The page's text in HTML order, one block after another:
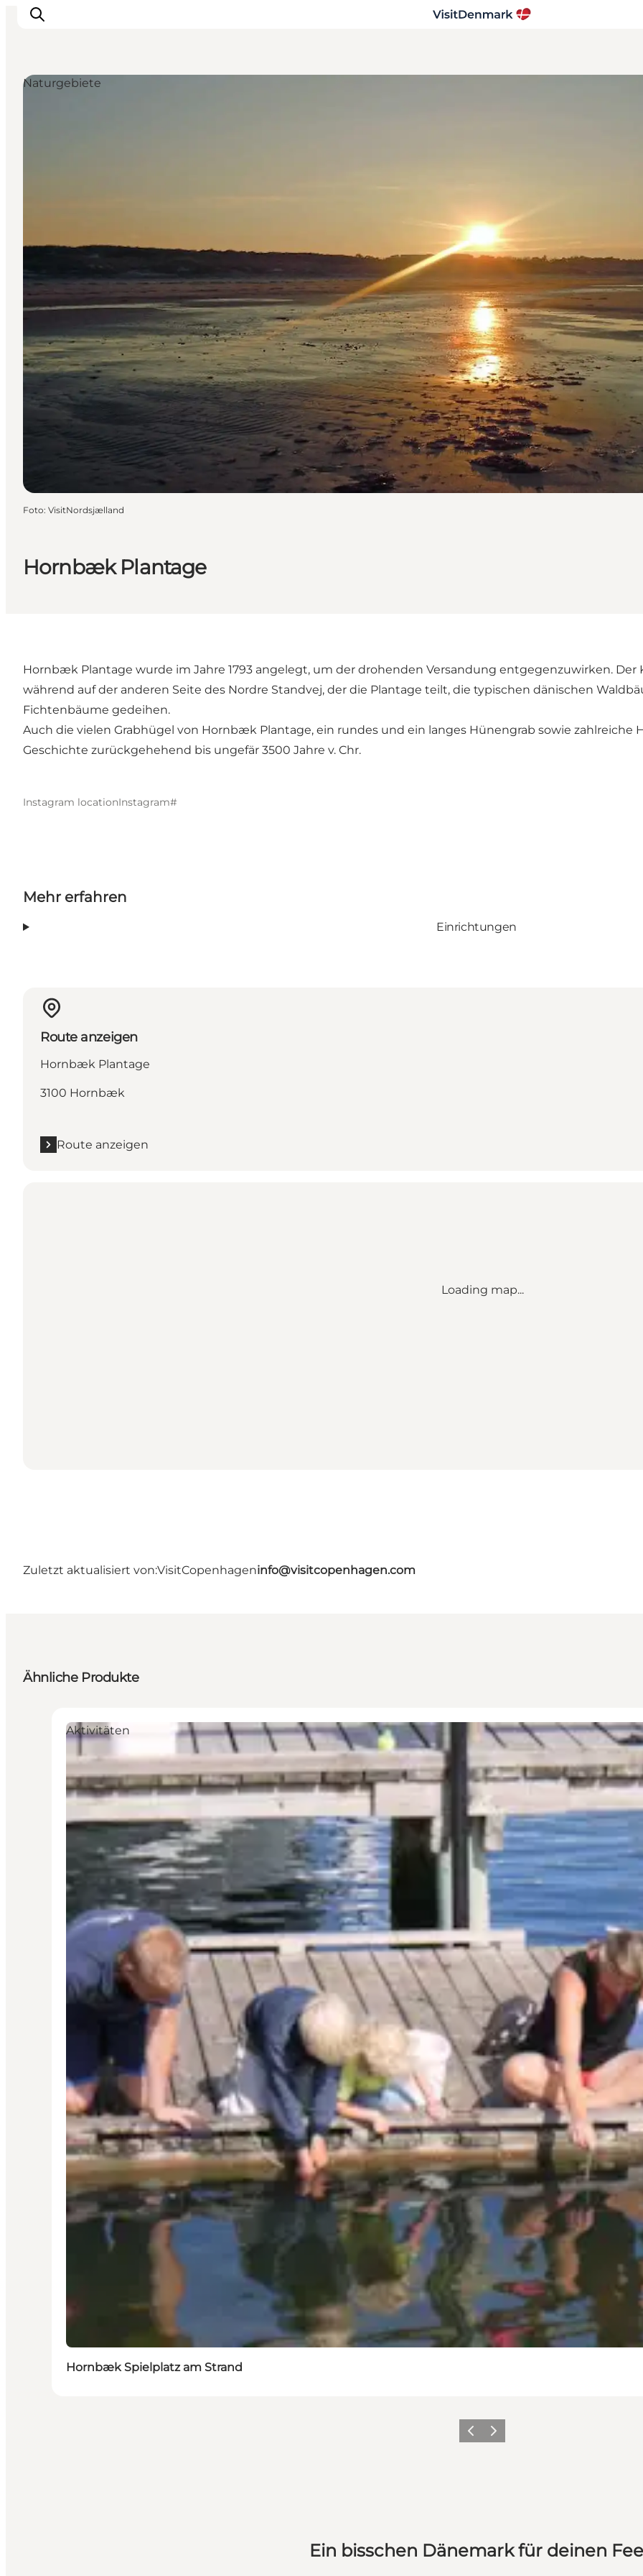
Hornbæk Plantage
Naturgebiete
Foto: VisitNordsjælland
Hornbæk Plantage wurde im Jahre 1793 angelegt, um der drohenden Versandung entgegenzuwirken.
während auf der anderen Seite des Nordre Standvej, der die Plantage teilt, die typischen dänischen
Fichtenbäume gedeihen.
Auch die vielen Grabhügel von Hornbæk Plantage, ein rundes und ein langes Hünengrab sowie
Geschichte zurückgehehend bis ungefär 3500 Jahre v. Chr.
Instagram locationInstagram#
Mehr erfahren
Einrichtungen
Route anzeigen
Hornbæk Plantage
3100 Hornbæk
Route anzeigen
Loading map...
Zuletzt aktualisiert von:VisitCopenhageninfo@visitcopenhagen.com
Ähnliche Produkte
Aktivitäten
Hornbæk Spielplatz am Strand
ZurückWeiter
Ein bisschen Dänemark für deinen